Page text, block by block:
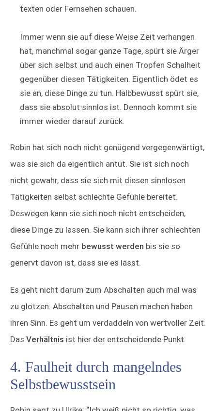
texten oder Fernsehen schauen.
Immer wenn sie auf diese Weise Zeit verhangen
hat, manchmal sogar ganze Tage, spürt sie Ärger
über sich selbst und auch einen Tropfen Schalheit
gegenüber diesen Tätigkeiten. Eigentlich ödet es
sie an, diese Dinge zu tun. Halbbewusst spürt sie,
dass sie absolut sinnlos ist. Dennoch kommt sie
immer wieder darauf zurück.
Robin hat sich noch nicht genügend vergegenwärtigt,
was sie sich da eigentlich antut. Sie ist sich noch
nicht gewahr, dass sie sich mit diesen sinnlosen
Tätigkeiten selbst schlechte Gefühle bereitet.
Deswegen kann sie sich noch nicht entscheiden,
diese Dinge zu lassen. Sie kann sich ihrer schlechten
Gefühle noch mehr bewusst werden bis sie so
genervt davon ist, dass sie es lässt.
Es geht nicht darum zum Abschalten auch mal was
zu glotzen. Abschalten und Pausen machen haben
ihren Sinn. Es geht um verdaddeln von wertvoller Zeit.
Das Verhältnis ist hier der entscheidende Punkt.
4. Faulheit durch mangelndes
Selbstbewusstsein